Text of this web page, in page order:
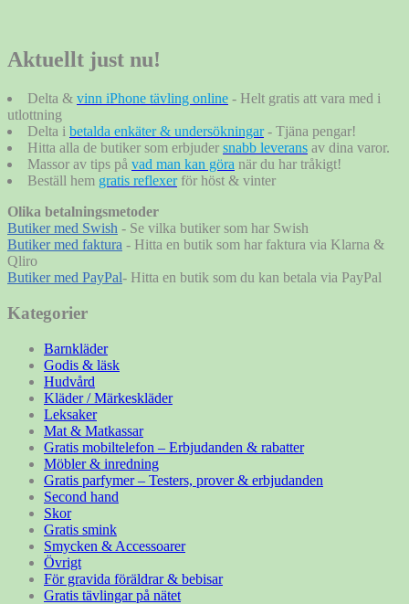
Aktuellt just nu!
Delta & vinn iPhone tävling online - Helt gratis att vara med i
utlottning
Delta i betalda enkäter & undersökningar - Tjäna pengar!
Hitta alla de butiker som erbjuder snabb leverans av dina varor.
Massor av tips på vad man kan göra när du har tråkigt!
Beställ hem gratis reflexerför höst & vinter
Olika betalningsmetoder
Butiker med Swish - Se vilka butiker som har Swish
Butiker med faktura - Hitta en butik som har faktura via Klarna &
Qliro
Butiker med PayPal- Hitta en butik som du kan betala via PayPal
Kategorier
Barnkläder
Godis & läsk
Hudvård
Kläder / Märkeskläder
Leksaker
Mat & Matkassar
Gratis mobiltelefon – Erbjudanden & rabatter
Möbler & inredning
Gratis parfymer – Testers, prover & erbjudanden
Second hand
Skor
Gratis smink
Smycken & Accessoarer
Övrigt
För gravida föräldrar & bebisar
Gratis tävlingar på nätet